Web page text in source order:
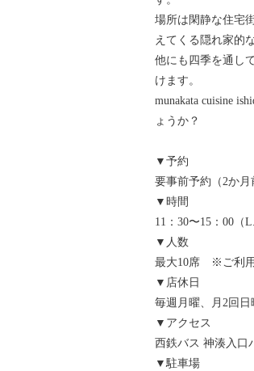
場所は閑静な住宅
えてくる隠れ家的
他にも四季を通し
けます。
munakata cuisine
ょうか？
▼予約
要事前予約（2か月
▼時間
11：30〜15：00（
▼人数
最大10席 ※ご利用
▼店休日
毎週月曜、月2回
▼アクセス
西鉄バス 神湊入口
▼駐車場